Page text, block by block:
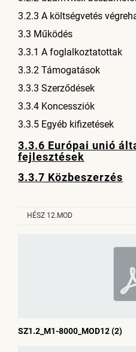
3.2.3 A költségvetés
3.3 Működés
3.3.1 A foglalkoztatottak
3.3.2 Támogatások
3.3.3 Szerződések
3.3.4 Koncessziók
3.3.5 Egyéb kifizetések
3.3.6 Európai unió
fejlesztések
3.3.7 Közbeszerzés
HÉSZ 12.MOD
SZ1.2_M1-8000_MOD12 (2)